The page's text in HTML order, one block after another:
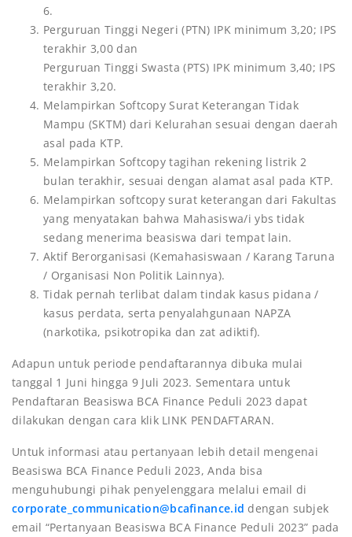
6.
Perguruan Tinggi Negeri (PTN) IPK minimum 3,20; IPS
terakhir 3,00 dan
Perguruan Tinggi Swasta (PTS) IPK minimum 3,40; IPS
terakhir 3,20.
Melampirkan Softcopy Surat Keterangan Tidak
Mampu (SKTM) dari Kelurahan sesuai dengan daerah
asal pada KTP.
Melampirkan Softcopy tagihan rekening listrik 2
bulan terakhir, sesuai dengan alamat asal pada KTP.
Melampirkan softcopy surat keterangan dari Fakultas
yang menyatakan bahwa Mahasiswa/i ybs tidak
sedang menerima beasiswa dari tempat lain.
Aktif Berorganisasi (Kemahasiswaan / Karang Taruna
/ Organisasi Non Politik Lainnya).
Tidak pernah terlibat dalam tindak kasus pidana /
kasus perdata, serta penyalahgunaan NAPZA
(narkotika, psikotropika dan zat adiktif).
Adapun untuk periode pendaftarannya dibuka mulai
tanggal 1 Juni hingga 9 Juli 2023. Sementara untuk
Pendaftaran Beasiswa BCA Finance Peduli 2023 dapat
dilakukan dengan cara klik LINK PENDAFTARAN.
Untuk informasi atau pertanyaan lebih detail mengenai
Beasiswa BCA Finance Peduli 2023, Anda bisa
menguhubungi pihak penyelenggara melalui email di
corporate_communication@bcafinance.id dengan subjek
email “Pertanyaan Beasiswa BCA Finance Peduli 2023” pada